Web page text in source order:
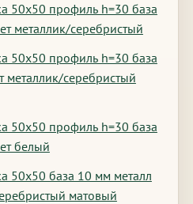
50х50 профиль h=30 база
металлик/серебристый
50х50 профиль h=30 база
металлик/серебристый
50х50 профиль h=30 база
белый
50х50 база 10 мм металл
матовый